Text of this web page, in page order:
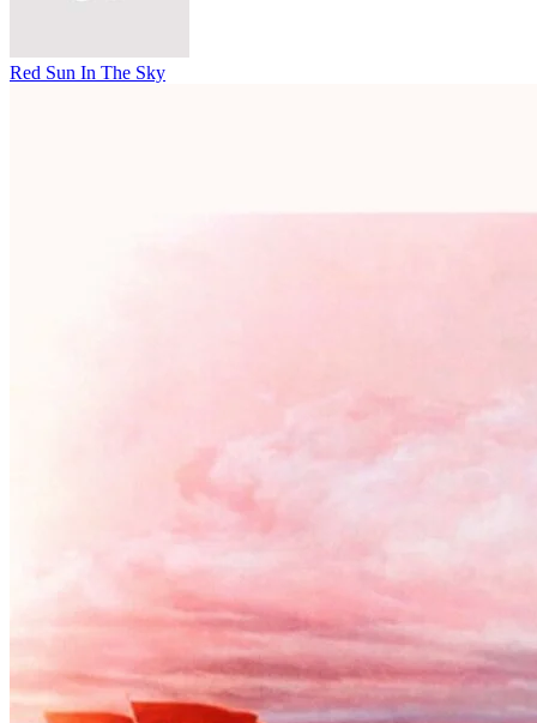
Red Sun In The Sky